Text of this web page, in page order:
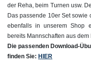
der Reha, beim Turnen usw.
Das passende 10er Set
ebenfalls in unserem Shop
bereits Mannschaften aus dem
Die passenden Download-
finden Sie: HIER